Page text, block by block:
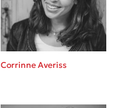
Corrinne Averiss